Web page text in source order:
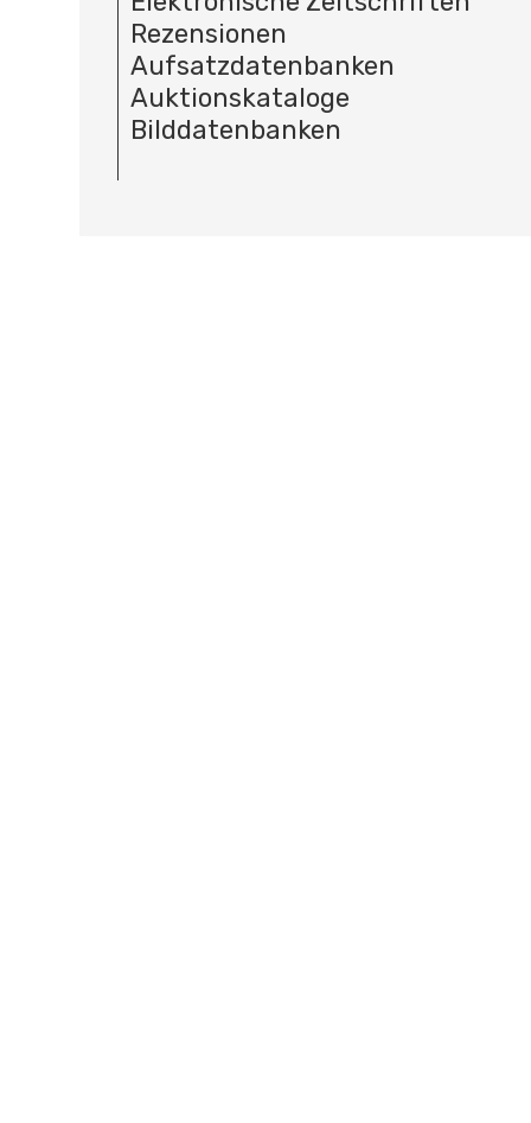
Rezensionen
Aufsatzdatenbanken
Auktionskataloge
Bilddatenbanken